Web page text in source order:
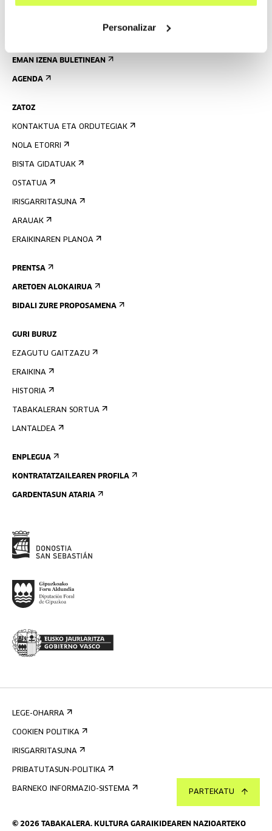
Personalizar
PARTEKATU
EMAN IZENA BULETINEAN
AGENDA
ZATOZ
KONTAKTUA ETA ORDUTEGIAK
NOLA ETORRI
BISITA GIDATUAK
OSTATUA
IRISGARRITASUNA
ARAUAK
ERAIKINAREN PLANOA
PRENTSA
ARETOEN ALOKAIRUA
BIDALI ZURE PROPOSAMENA
GURI BURUZ
EZAGUTU GAITZAZU
ERAIKINA
HISTORIA
TABAKALERAN SORTUA
LANTALDEA
ENPLEGUA
KONTRATATZAILEAREN PROFILA
GARDENTASUN ATARIA
© 2026 TABAKALERA. KULTURA GARAIKIDEAREN NAZIOARTEKO
LEGE-OHARRA
COOKIEN POLITIKA
IRISGARRITASUNA
PRIBATUTASUN-POLITIKA
BARNEKO INFORMAZIO-SISTEMA